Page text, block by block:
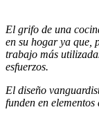
El grifo de una
en su hogar ya que,
trabajo más
esfuerzos.
El diseño
funden en